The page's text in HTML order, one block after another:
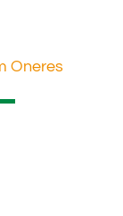
Oneres